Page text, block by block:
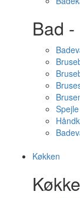
Bad
Køkken